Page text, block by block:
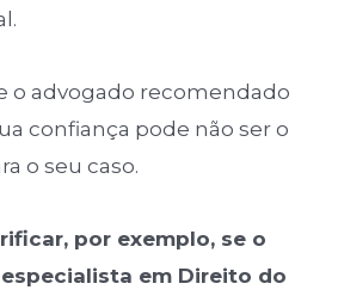
o advogado recomendado
confiança pode não ser o
o seu caso.
por exemplo, se o
em Direito do